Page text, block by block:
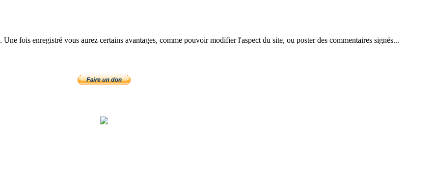
. Une fois enregistré vous aurez certains avantages, comme pouvoir modifier l'aspect du site, ou poster des commentaires signés...